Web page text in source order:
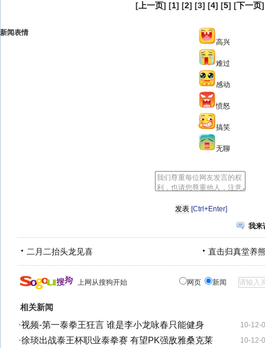
[ 上一页] [1] [2] [3] [4] [5] [下一页]
新闻表情
高兴
难过
感动
愤怒
搞笑
无聊
[Ctrl+Enter]
我来
二月二抬头龙见喜 直击归真堂养
上网从搜狗开始 网页 新闻
相关新闻
10-12-
·视频-第一泰拳王狂言 谁是李小龙咏春只能健身
10-12-
·徐琰出战泰王杯职业泰拳赛 有望PK强敌雅桑克莱